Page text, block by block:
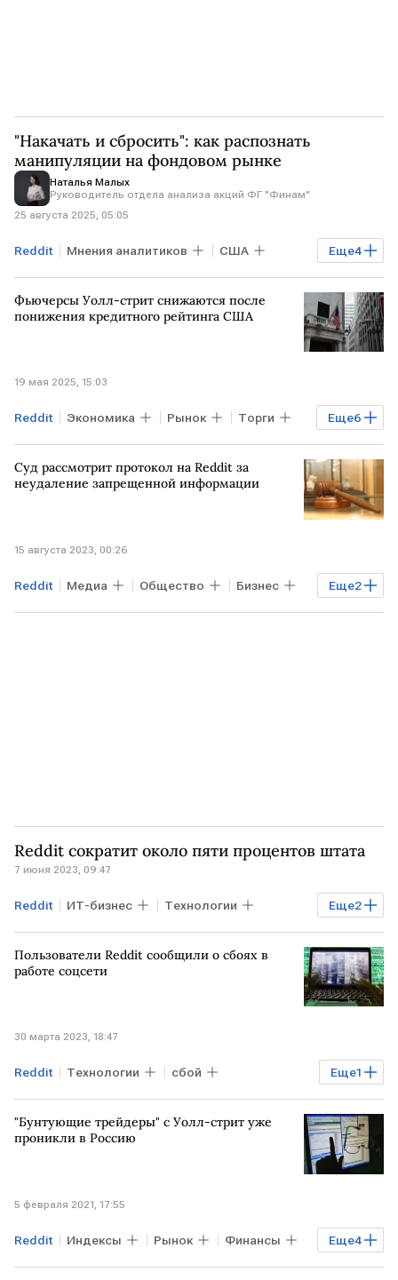
"Накачать и сбросить": как распознать
манипуляции на фондовом рынке
Наталья Малых
Руководитель отдела анализа акций ФГ "Финам"
25 августа 2025, 05:05
Еще4
Reddit Мнения аналитиков США
GameStop Мосбиржа биржи
Акции
Фьючерсы Уолл-стрит снижаются после
понижения кредитного рейтинга США
19 мая 2025, 15:03
Еще6
Reddit Экономика Рынок Торги
Акции США Скотт Бессент
Moody's Wells Fargo
Суд рассмотрит протокол на Reddit за
неудаление запрещенной информации
15 августа 2023, 00:26
Еще2
Reddit Медиа Общество Бизнес
МОСКВА суд
Reddit сократит около пяти процентов штата
7 июня 2023, 09:47
Еще2
Reddit ИТ-бизнес Технологии
США сокращение штата
реструктуризация
Пользователи Reddit сообщили о сбоях в
работе соцсети
30 марта 2023, 18:47
Еще1
Reddit Технологии сбой
Кибербезопасность
"Бунтующие трейдеры" с Уолл-стрит уже
проникли в Россию
5 февраля 2021, 17:55
Еще4
Reddit Индексы Рынок Финансы
Экономика